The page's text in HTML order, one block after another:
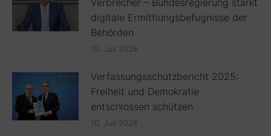
Verbrecher – Bundesregierung stärkt
digitale Ermittlungsbefugnisse der
Behörden
10. Juli 2026
Verfassungsschutzbericht 2025:
Freiheit und Demokratie
entschlossen schützen
10. Juli 2026